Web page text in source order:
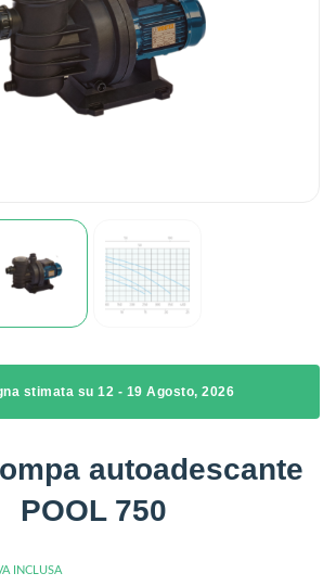
stimata su 12 - 19 Agosto, 2026
autoadescante
POOL 750
INCLUSA